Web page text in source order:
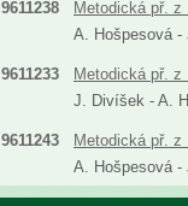
9611238
Metodická př.
A. Hošpesová
9611233
Metodická př.
J. Divíšek - A.
9611243
Metodická př.
A. Hošpesová